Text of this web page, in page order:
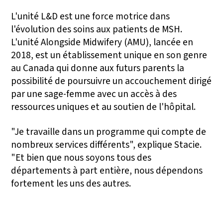
L'unité L&D est une force motrice dans
l'évolution des soins aux patients de MSH.
L'unité Alongside Midwifery (AMU), lancée en
2018, est un établissement unique en son genre
au Canada qui donne aux futurs parents la
possibilité de poursuivre un accouchement dirigé
par une sage-femme avec un accès à des
ressources uniques et au soutien de l'hôpital.
"Je travaille dans un programme qui compte de
nombreux services différents", explique Stacie.
"Et bien que nous soyons tous des
départements à part entière, nous dépendons
fortement les uns des autres.